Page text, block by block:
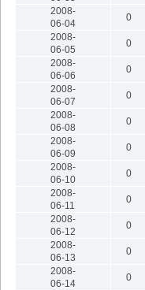
2008-
06-04
0
2008-
06-05
0
2008-
06-06
0
2008-
06-07
0
2008-
06-08
0
2008-
06-09
0
2008-
06-10
0
2008-
06-11
0
2008-
06-12
0
2008-
06-13
0
2008-
06-14
0